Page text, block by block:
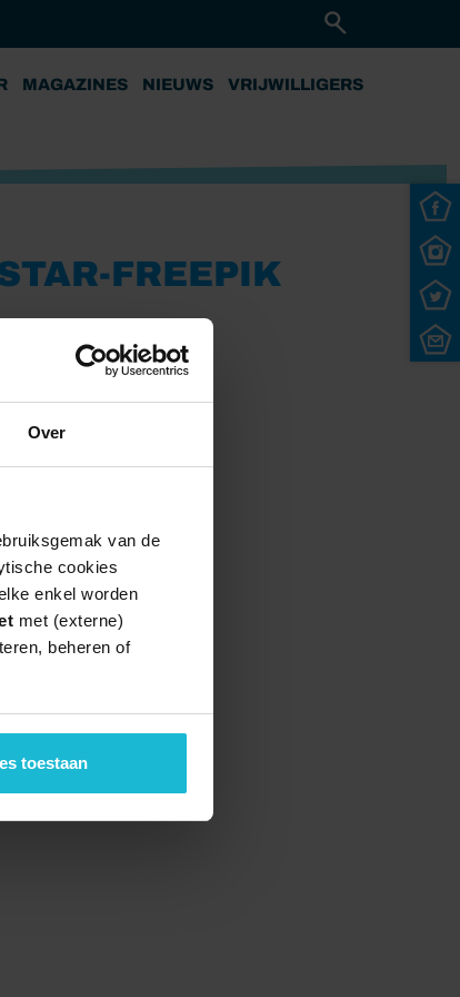
Over
van de
cookies
enkel worden
met (externe)
beheren of
toestaan
MAGAZINES NIEUWS VRIJWILLIGERS
FREEPIK
de